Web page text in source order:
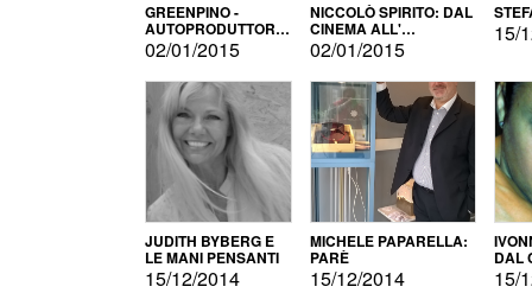
GREENPINO -
AUTOPRODUTTORE
PER AMORE
02/01/2015
NICCOLÒ SPIRITO: DAL
CINEMA ALL'
AUTOPRODUZIONE
02/01/2015
15/
JUDITH BYBERG E
LE MANI PENSANTI
15/12/2014
MICHELE PAPARELLA:
PARÈ
15/12/2014
DAL
15/